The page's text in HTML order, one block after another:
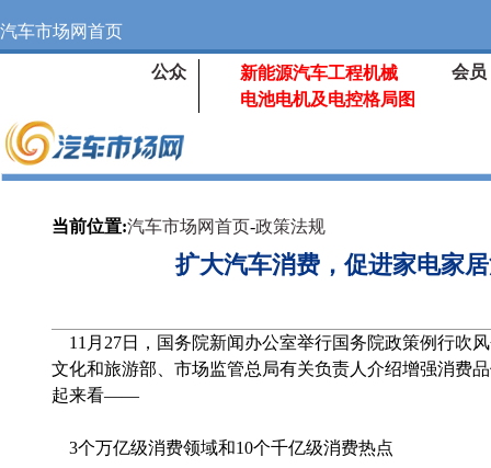
汽车市场网首页
公众 新能源汽车工程机械
会员
电池电机及电控格局图
当前位置:汽车市场网首页-政策法规
扩大汽车消费，促进家电家
11月27日，国务院新闻办公室举行国务院政策例行吹
文化和旅游部、市场监管总局有关负责人介绍增强消费
起来看——
3个万亿级消费领域和10个千亿级消费热点